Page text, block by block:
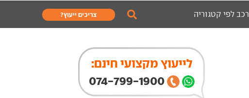
רכב לפי קטגוריה צריכים ייעוץ?
לייעוץ מקצועי חינם:
074-799-1900